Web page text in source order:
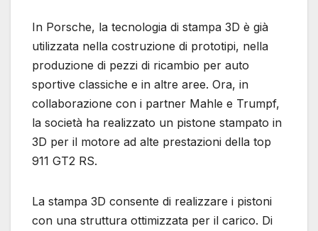
In Porsche, la tecnologia di stampa 3D è già
utilizzata nella costruzione di prototipi, nella
produzione di pezzi di ricambio per auto
sportive classiche e in altre aree. Ora, in
collaborazione con i partner Mahle e Trumpf,
la società ha realizzato un pistone stampato in
3D per il motore ad alte prestazioni della top
911 GT2 RS.
La stampa 3D consente di realizzare i pistoni
con una struttura ottimizzata per il carico. Di